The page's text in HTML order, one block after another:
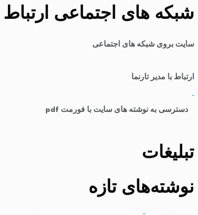
شبکه های اجتماعی ارتباط
سایت بروی شبکه های اجتماعی
ارتباط با مدیر تارنما
دسترسی به نوشته های سایت با فورمت pdf
تبلیغات
نوشته‌های تازه